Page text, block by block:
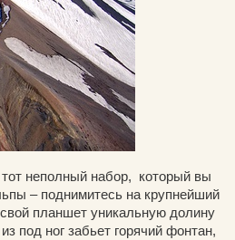
неполный набор, который вы
– поднимитесь на крупнейший
планшет уникальную долину
под ног забьет горячий фонтан,